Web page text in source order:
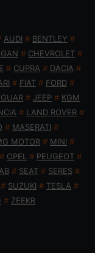
AUDI # BENTLEY #
# CHEVROLET #
# CUPRA # DACIA #
# FIAT # FORD #
# JEEP # KGM
# LAND ROVER #
# MASERATI #
MOTOR # MINI #
# OPEL # PEUGEOT #
# SEAT # SERES #
# SUZUKI # TESLA #
# ZEEKR